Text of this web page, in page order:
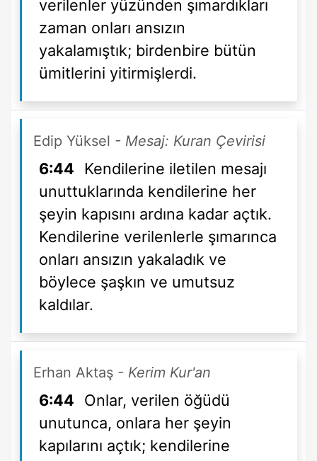
verilenler yüzünden şımardıkları
zaman onları ansızın
yakalamıştık; birdenbire bütün
ümitlerini yitirmişlerdi.
Edip Yüksel - Mesaj: Kuran Çevirisi
6:44
Kendilerine iletilen mesajı
unuttuklarında kendilerine her
şeyin kapısını ardına kadar açtık.
Kendilerine verilenlerle şımarınca
onları ansızın yakaladık ve
böylece şaşkın ve umutsuz
kaldılar.
Erhan Aktaş - Kerim Kur'an
6:44
Onlar, verilen öğüdü
unutunca, onlara her şeyin
kapılarını açtık; kendilerine